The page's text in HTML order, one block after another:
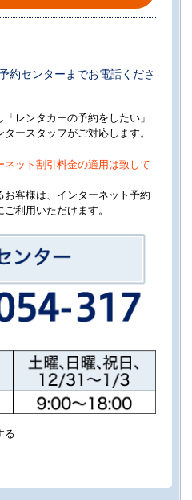
約センターまでお電話くださ
レンタカーの予約をしたい」
ースタッフがご対応します。
ネット割引料金の適用は致して
客様は、インターネット予約
利用いただけます。
る